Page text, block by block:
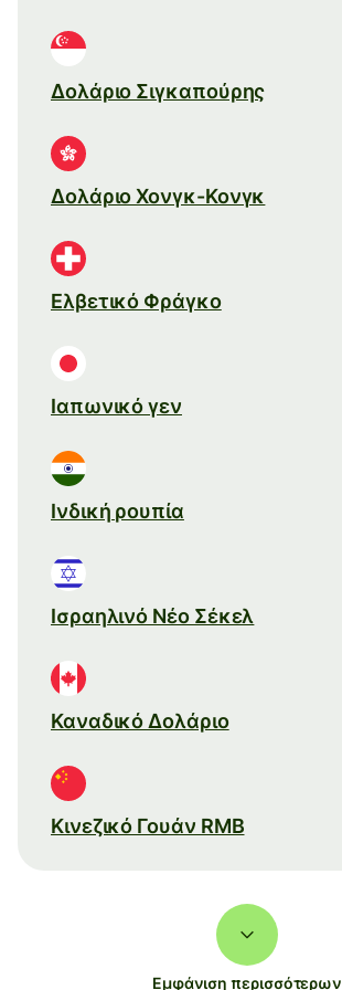
Δολάριο Σιγκαπούρης
Δολάριο Χονγκ-Κονγκ
Ελβετικό Φράγκο
Ιαπωνικό γεν
Ινδική ρουπία
Ισραηλινό Νέο Σέκελ
Καναδικό Δολάριο
Κινεζικό Γουάν RMB
Εμφάνιση περισσότερων